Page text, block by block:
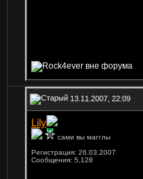
13.11.2007, 22:09
Lily
сами вы магглы
Регистрация: 26.03.2007
Сообщения: 5,128